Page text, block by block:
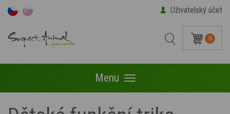
Uživatelský účet
0
Menu Menu